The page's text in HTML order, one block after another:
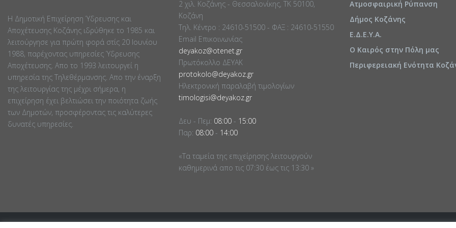
Η Δημοτική Επιχείρηση Ύδρευσης και
Αποχέτευσης Κοζάνης ιδρύθηκε το 1985 και
λειτούργησε για πρώτη φορά στίς 20 Ιουνίου
1988, παρέχοντας υπηρεσίες Ύδρευσης
Αποχέτευσης. Απο το 1993 λειτουργεί η
υπηρεσία της Τηλεθέρμανσης. Απο την έναρξη
της λειτουργίας της μέχρι σήμερα, η
επιχείρηση έχει βελτιώσει την ποιότητα ζωής
των Δημοτών, προσφέροντας τις καλύτερες
δυνατές υπηρεσίες.
2 χιλ. Κοζάνης - Θεσσαλονίκης, ΤΚ 50100,
Κοζάνη
Τηλ. Κέντρο : 24610-51500 - ΦΑΞ : 24610-51550
Email Επικοινωνίας
deyakoz@otenet.gr
Πρωτόκολλο ΔΕΥΑΚ
protokolo@deyakoz.gr
Ηλεκτρονική παραλαβή τιμολογίων
timologisi@deyakoz.gr
Δευ - Πεμ: 08:00 - 15:00
Παρ: 08:00 - 14:00
«Τα ταμεία της επιχείρησης λειτουργούν
καθημερινά απο τις 07:30 έως τις 13:30 »
Ατμοσφαιρική Ρύπανση
Δήμος Κοζάνης
Ε.Δ.Ε.Υ.Α.
Ο Καιρός στην Πόλη μας
Περιφερειακή Ενότητα